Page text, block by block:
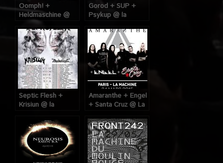
Oomph! +
Heldmaschine @
Machine du Moulin
Rouge (Paris), le
20 Mars 2019
Gorod + SUP +
Psykup @ la
Rouge (Paris), le 11
Mars 2019
Septic Flesh +
Krisiun @ la
Rouge (Paris), le 12
Mars 2019
Amaranthe + Engel
+ Santa Cruz @ La
Rouge (Paris), le
24 Mars 2015